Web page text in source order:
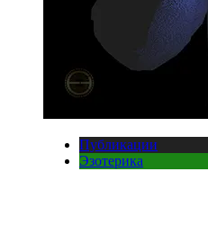
Публикации
Эзотерика